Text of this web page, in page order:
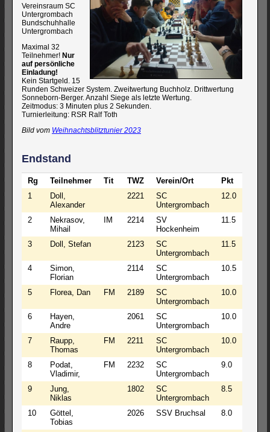
Vereinsraum SC
Untergrombach
Bundschuhhalle
Untergrombach
Maximal 32
Teilnehmer! Nur
auf persönliche
Einladung!
Kein Startgeld. 15
Runden Schweizer System. Zweitwertung Buchholz. Drittwertung
Sonneborn-Berger. Anzahl Siege als letzte Wertung.
Zeitmodus: 3 Minuten plus 2 Sekunden.
Turnierleitung: RSR Ralf Toth
Bild vom Weihnachtsblitztunier 2023
Endstand
Rg Teilnehmer Tit TWZ Verein/Ort Pkt
1
Doll,
Alexander
2221
SC
Untergrombach
12.0
2
Nekrasov,
Mihail
IM 2214
SV
Hockenheim
11.5
3 Doll, Stefan 2123
SC
Untergrombach
11.5
4
Simon,
Florian
2114
SC
Untergrombach
10.5
5 Florea, Dan FM 2189
SC
Untergrombach
10.0
6
Hayen,
Andre
2061
SC
Untergrombach
10.0
7
Raupp,
Thomas
FM 2211
SC
Untergrombach
10.0
8
Podat,
Vladimir,
FM 2232
SC
Untergrombach
9.0
9
Jung,
Niklas
1802
SC
Untergrombach
8.5
10
Göttel,
Tobias
2026 SSV Bruchsal 8.0